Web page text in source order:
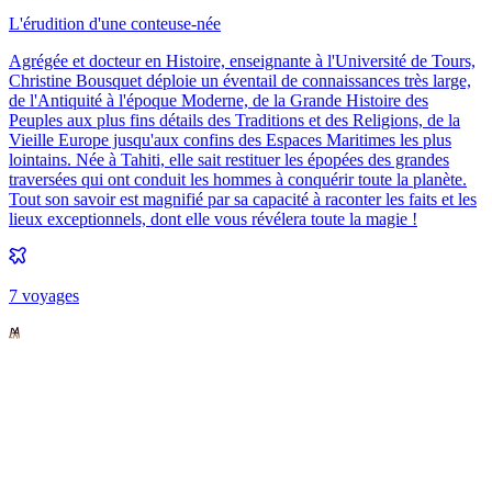
L'érudition d'une conteuse-née
Agrégée et docteur en Histoire, enseignante à l'Université de Tours,
Christine Bousquet déploie un éventail de connaissances très large,
de l'Antiquité à l'époque Moderne, de la Grande Histoire des
Peuples aux plus fins détails des Traditions et des Religions, de la
Vieille Europe jusqu'aux confins des Espaces Maritimes les plus
lointains. Née à Tahiti, elle sait restituer les épopées des grandes
traversées qui ont conduit les hommes à conquérir toute la planète.
Tout son savoir est magnifié par sa capacité à raconter les faits et les
lieux exceptionnels, dont elle vous révélera toute la magie !
7 voyages